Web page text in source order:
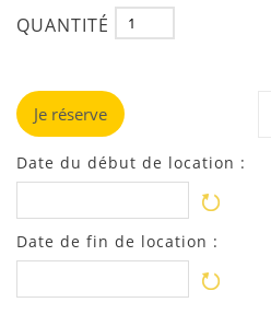
QUANTITÉ
Je réserve
Date du début de location :
Date de fin de location :